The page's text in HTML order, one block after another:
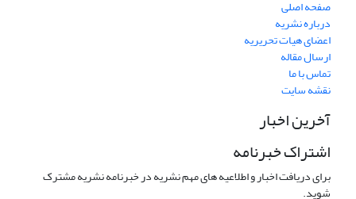
صفحه اصلی
درباره نشریه
اعضای هیات تحریریه
ارسال مقاله
تماس با ما
نقشه سایت
آخرین اخبار
اشتراک خبرنامه
برای دریافت اخبار و اطلاعیه های مهم نشریه در خبرنامه نشریه مشترک
شوید.